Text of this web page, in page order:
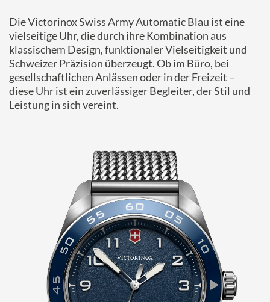
Die Victorinox Swiss Army Automatic Blau ist eine
vielseitige Uhr, die durch ihre Kombination aus
klassischem Design, funktionaler Vielseitigkeit und
Schweizer Präzision überzeugt.Ob im Büro, bei
gesellschaftlichen Anlässen oder in der Freizeit –
diese Uhr ist ein zuverlässiger Begleiter, der Stil und
Leistung in sich vereint.